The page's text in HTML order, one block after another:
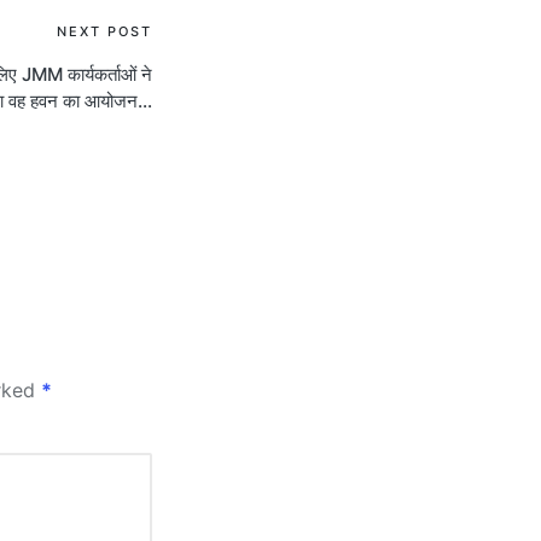
NEXT POST
JMM कार्यकर्ताओं ने
वह हवन का आयोजन…
*